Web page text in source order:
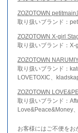
ZOZOTOWN petitmain
取り扱いブランド：
ZOZOTOWN X-girl
取り扱いブランド：
ZOZOTOWN
取り扱いブランド：
LOVETOXIC、
ZOZOTOWN
取り扱いブランド：
Love&Peace&Money
お客様にはご不便をお